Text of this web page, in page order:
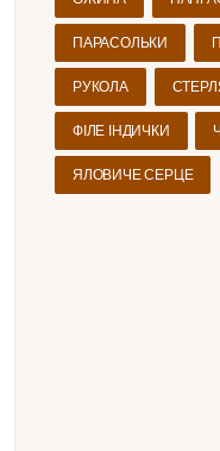
ПАРАСОЛЬКИ
РУКОЛА
ФІЛЕ ІНДИЧКИ
ЯЛОВИЧЕ СЕРЦЕ